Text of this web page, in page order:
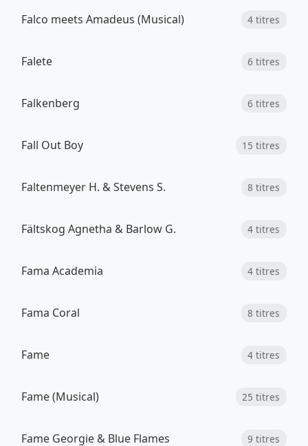
Falco meets Amadeus (Musical) 4 titres
Falete 6 titres
Falkenberg 6 titres
Fall Out Boy 15 titres
Faltenmeyer H. & Stevens S. 8 titres
Fältskog Agnetha & Barlow G. 4 titres
Fama Academia 4 titres
Fama Coral 8 titres
Fame 4 titres
Fame (Musical) 25 titres
Fame Georgie & Blue Flames 9 titres